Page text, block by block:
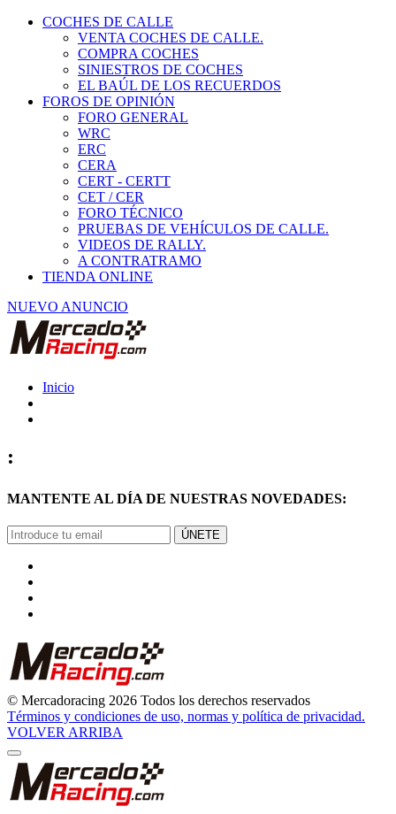
COCHES DE CALLE
VENTA COCHES DE CALLE.
COMPRA COCHES
SINIESTROS DE COCHES
EL BAÚL DE LOS RECUERDOS
FOROS DE OPINIÓN
FORO GENERAL
WRC
ERC
CERA
CERT - CERTT
CET / CER
FORO TÉCNICO
PRUEBAS DE VEHÍCULOS DE CALLE.
VIDEOS DE RALLY.
A CONTRATRAMO
TIENDA ONLINE
NUEVO ANUNCIO
Inicio
:
MANTENTE AL DÍA DE NUESTRAS NOVEDADES:
ÚNETE
© Mercadoracing 2026 Todos los derechos reservados
Términos y condiciones de uso, normas y política de privacidad.
VOLVER ARRIBA